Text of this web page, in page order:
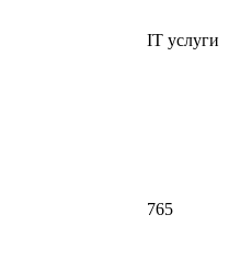
IT услуги
765